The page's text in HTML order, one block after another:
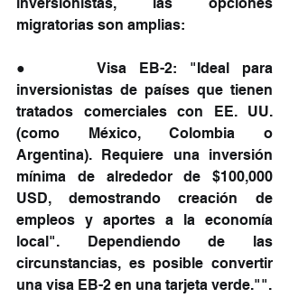
migratorias son amplias:
●     Visa EB-2: "Ideal para
inversionistas de países que tienen
tratados comerciales con EE. UU.
(como México, Colombia o
Argentina). Requiere una inversión
mínima de alrededor de $100,000
USD, demostrando creación de
empleos y aportes a la economía
local". Dependiendo de las
circunstancias, es posible convertir
una visa EB-2 en una tarjeta verde."".